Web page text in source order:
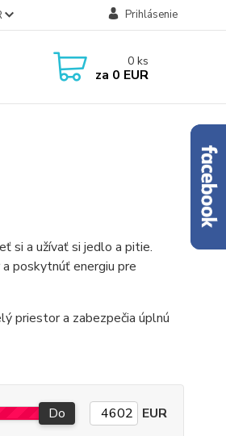
Prihlásenie
0 ks
za 0 EUR
si a užívať si jedlo a pitie.
poskytnúť energiu pre
priestor a zabezpečia úplnú
Do EUR